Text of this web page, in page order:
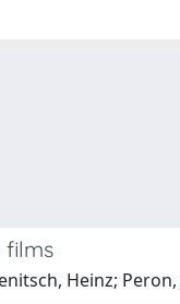
films
Heinz;